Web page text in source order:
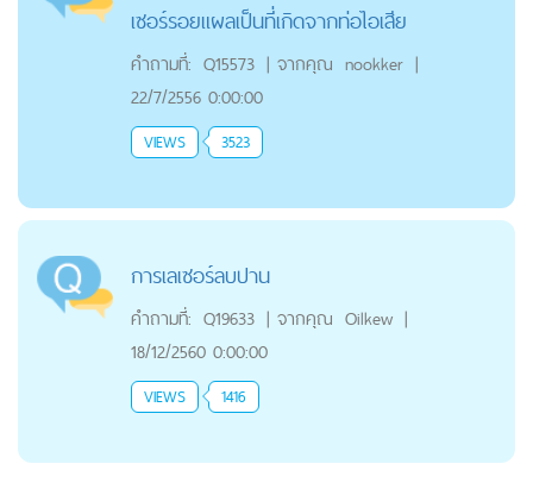
เซอร์รอยแผลเป็นที่เกิดจากท่อไอเสีย
คำถามที่: Q15573 | จากคุณ nookker |
22/7/2556 0:00:00
VIEWS 3523
การเลเซอร์ลบปาน
คำถามที่: Q19633 | จากคุณ Oilkew |
18/12/2560 0:00:00
VIEWS 1416